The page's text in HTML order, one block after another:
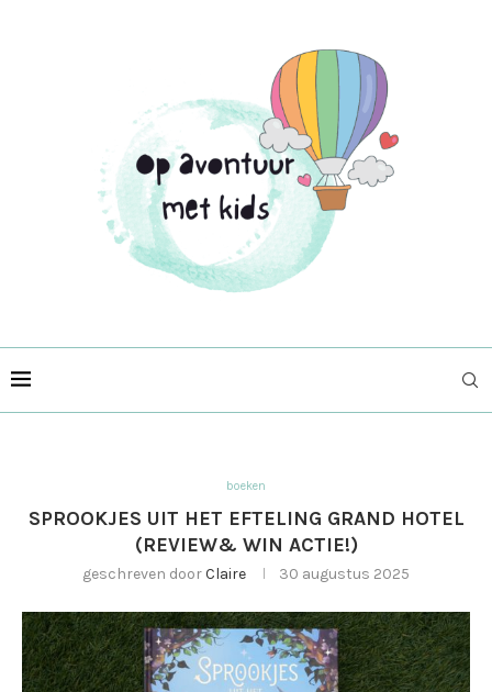
boeken
SPROOKJES UIT HET EFTELING GRAND HOTEL
(REVIEW& WIN ACTIE!)
geschreven doorClaire 30 augustus 2025